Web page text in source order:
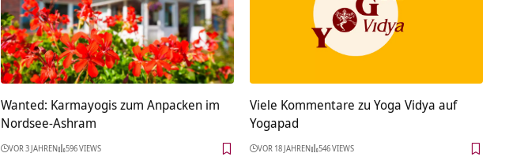
Wanted: Karmayogis zum Anpacken im
Nordsee-Ashram
VOR 3 JAHREN 596 VIEWS
Viele Kommentare zu Yoga Vidya auf
Yogapad
VOR 18 JAHREN 546 VIEWS